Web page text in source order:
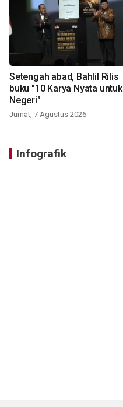
Setengah abad, Bahlil Rilis
buku "10 Karya Nyata untuk
Negeri"
Jumat, 7 Agustus 2026
Infografik